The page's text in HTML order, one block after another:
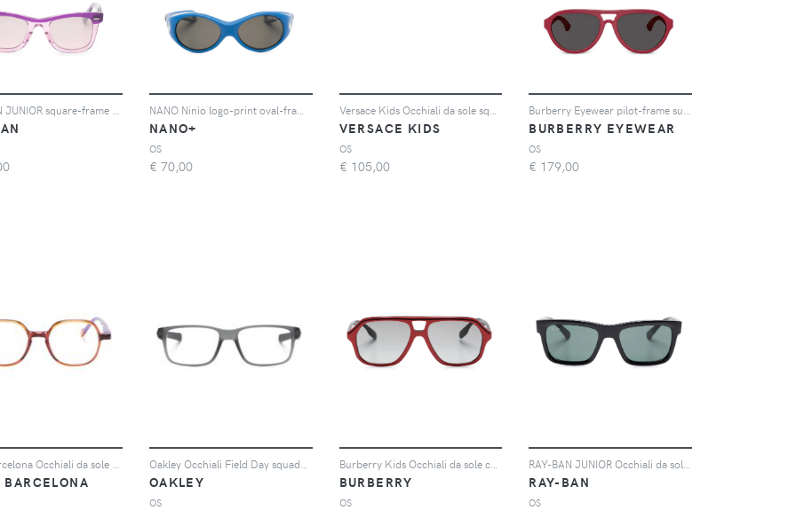
RAY-BAN JUNIOR square-frame sunglasses - Viola NANO Ninio logo-print oval-frame sunglasses - Blu
NANO+
OS
€ 70,00
Versace Kids Occhiali da sole squadrati - Rosa
VERSACE KIDS
OS
€ 105,00
Burberry Eyewear pilot-frame sunglasses - Rosso
BURBERRY EYEWEAR
OS
€ 179,00
Etnia Barcelona Occhiali da sole Card squadrati - Marrone
BARCELONA
Oakley Occhiali Field Day squadrati - Grigio
OAKLEY
OS
Burberry Kids Occhiali da sole con logo inciso - Nero
BURBERRY
OS
RAY-BAN JUNIOR Occhiali da sole RB9196S - Nero
RAY-BAN
OS